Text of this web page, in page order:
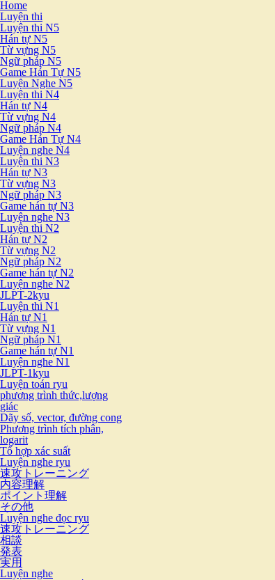
Home
Luyện thi
Luyện thi N5
Hán tự N5
Từ vựng N5
Ngữ pháp N5
Game Hán Tự N5
Luyện Nghe N5
Luyện thi N4
Hán tự N4
Từ vựng N4
Ngữ pháp N4
Game Hán Tự N4
Luyện nghe N4
Luyện thi N3
Hán tự N3
Từ vựng N3
Ngữ pháp N3
Game hán tự N3
Luyện nghe N3
Luyện thi N2
Hán tự N2
Từ vựng N2
Ngữ pháp N2
Game hán tự N2
Luyện nghe N2
JLPT-2kyu
Luyện thi N1
Hán tự N1
Từ vựng N1
Ngữ pháp N1
Game hán tự N1
Luyện nghe N1
JLPT-1kyu
Luyện toán ryu
phương trình thức,lượng
giác
Dãy số, vector, đường cong
Phương trình tích phân,
logarit
Tổ hợp xác suất
Luyện nghe ryu
速攻トレーニング
内容理解
ポイント理解
その他
Luyện nghe đọc ryu
速攻トレーニング
相談
発表
実用
Luyện nghe